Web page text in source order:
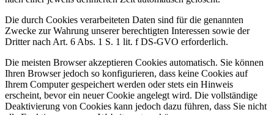
Die durch Cookies verarbeiteten Daten sind für die genannten
Zwecke zur Wahrung unserer berechtigten Interessen sowie der
Dritter nach Art. 6 Abs. 1 S. 1 lit. f DS-GVO erforderlich.
Die meisten Browser akzeptieren Cookies automatisch. Sie können
Ihren Browser jedoch so konfigurieren, dass keine Cookies auf
Ihrem Computer gespeichert werden oder stets ein Hinweis
erscheint, bevor ein neuer Cookie angelegt wird. Die vollständige
Deaktivierung von Cookies kann jedoch dazu führen, dass Sie nicht